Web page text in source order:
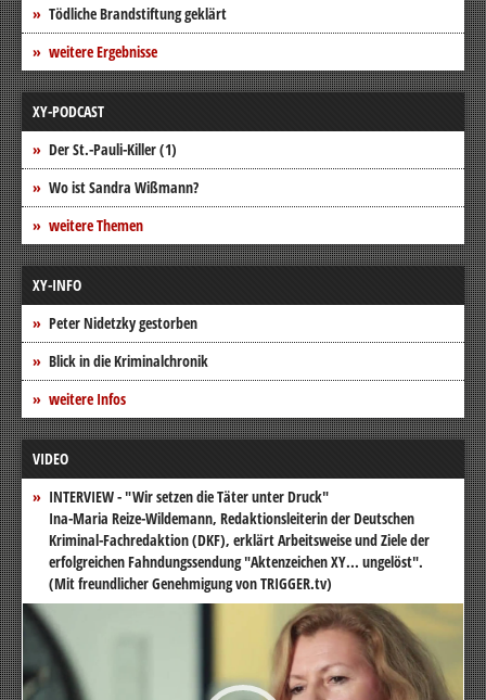
Tödliche Brandstiftung geklärt
weitere Ergebnisse
XY-PODCAST
Der St.-Pauli-Killer (1)
Wo ist Sandra Wißmann?
weitere Themen
XY-INFO
Peter Nidetzky gestorben
Blick in die Kriminalchronik
weitere Infos
VIDEO
INTERVIEW - "Wir setzen die Täter unter Druck"
Ina-Maria Reize-Wildemann, Redaktionsleiterin der Deutschen
Kriminal-Fachredaktion (DKF), erklärt Arbeitsweise und Ziele der
erfolgreichen Fahndungssendung "Aktenzeichen XY... ungelöst".
(Mit freundlicher Genehmigung von TRIGGER.tv)
Video-
Player